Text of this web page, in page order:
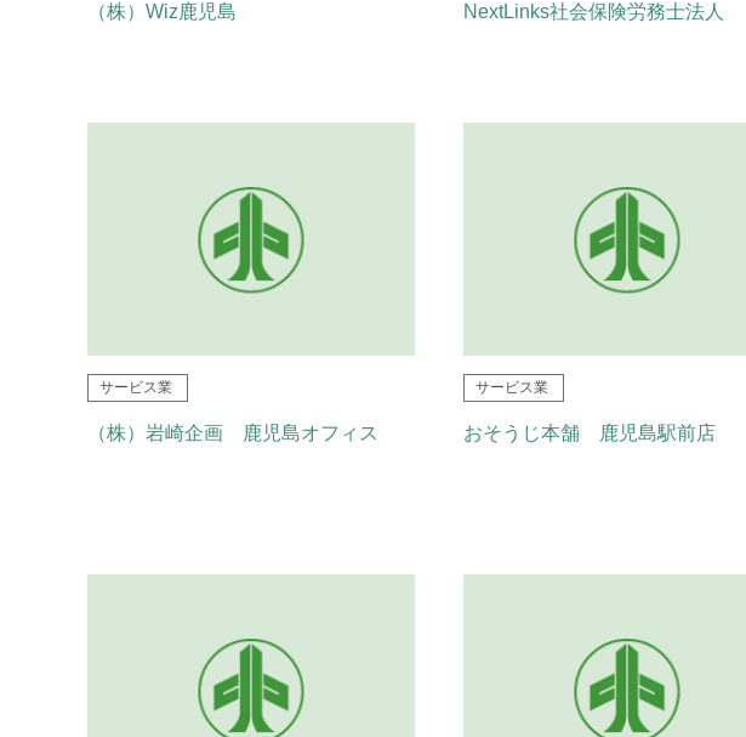
（株）Wiz鹿児島 NextLinks社会保険労務士法人
サービス業
（株）岩崎企画 鹿児島オフィス
サービス業
おそうじ本舗 鹿児島駅前店